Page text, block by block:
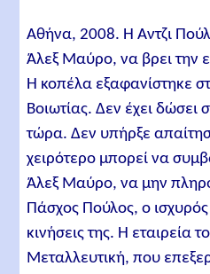
Αθήνα, 2008. Η Άντζι
Άλεξ Μαύρο, να βρει την
Η κοπέλα εξαφανίστηκε
Βοιωτίας. Δεν έχει δώσει
τώρα. Δεν υπήρξε
χειρότερο μπορεί να
Άλεξ Μαύρο, να μην
Πάσχος Πούλος, ο ισχυρός
κινήσεις της. Η εταιρεία
Μεταλλευτική, που